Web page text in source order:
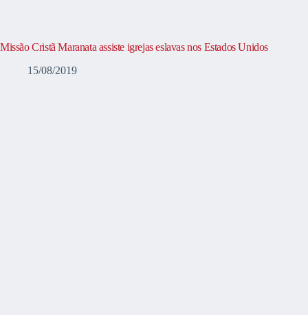
Missão Cristã Maranata assiste igrejas eslavas nos Estados Unidos
15/08/2019